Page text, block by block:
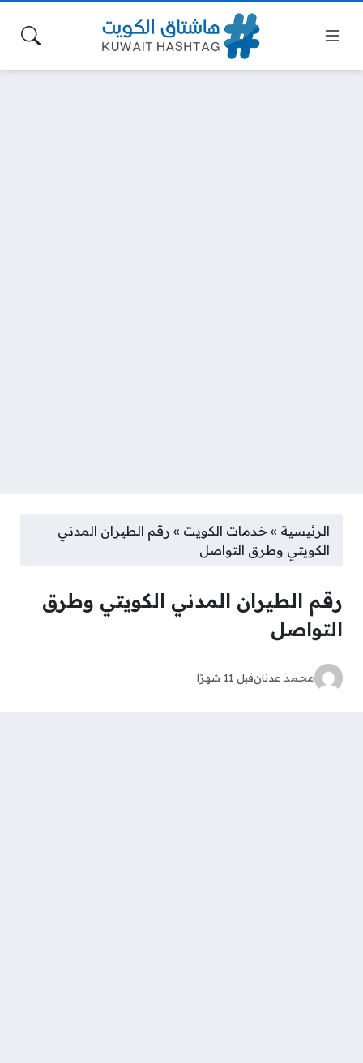
الرئيسية » خدمات الكويت » رقم الطيران المدني
الكويتي وطرق التواصل
رقم الطيران المدني الكويتي وطرق
التواصل
محمد عدنانقبل 11 شهرًا